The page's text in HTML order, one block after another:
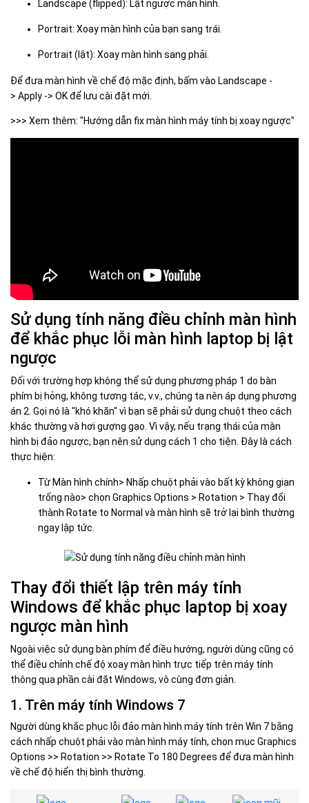
Landscape (flipped): Lật ngược màn hình.
Portrait: Xoay màn hình của bạn sang trái.
Portrait (lật): Xoay màn hình sang phải.
Để đưa màn hình về chế độ mặc định, bấm vào Landscape -
> Apply -> OK để lưu cài đặt mới.
>>> Xem thêm: "Hướng dẫn fix màn hình máy tính bị xoay ngược"
Sử dụng tính năng điều chỉnh màn hình
để khắc phục lỗi màn hình laptop bị lật
ngược
Đối với trường hợp không thể sử dụng phương pháp 1 do bàn
phím bị hỏng, không tương tác, v.v., chúng ta nên áp dụng phương
án 2. Gọi nó là "khó khăn" vì bạn sẽ phải sử dụng chuột theo cách
khác thường và hơi gượng gạo. Vì vậy, nếu trạng thái của màn
hình bị đảo ngược, bạn nên sử dụng cách 1 cho tiện. Đây là cách
thực hiện:
Từ Màn hình chính> Nhấp chuột phải vào bất kỳ không gian
trống nào> chọn Graphics Options > Rotation > Thay đổi
thành Rotate to Normal và màn hình sẽ trở lại bình thường
ngay lập tức.
Thay đổi thiết lập trên máy tính
Windows để khắc phục laptop bị xoay
ngược màn hình
Ngoài việc sử dụng bàn phím để điều hướng, người dùng cũng có
thể điều chỉnh chế độ xoay màn hình trực tiếp trên máy tính
thông qua phần cài đặt Windows, vô cùng đơn giản.
1. Trên máy tính Windows 7
Người dùng khắc phục lỗi đảo màn hình máy tính trên Win 7 bằng
cách nhấp chuột phải vào màn hình máy tính, chọn mục Graphics
Options >> Rotation >> Rotate To 180 Degrees để đưa màn hình
về chế độ hiển thị bình thường.